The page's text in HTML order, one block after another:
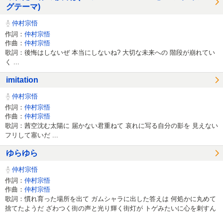
グテーマ)
仲村宗悟
作詞： 仲村宗悟
作曲： 仲村宗悟
歌詞：後悔はしないぜ 本当にしないね? 大切な未来への 階段が崩れてい
く ...
imitation
仲村宗悟
作詞： 仲村宗悟
作曲： 仲村宗悟
歌詞：茜空沈む太陽に 届かない君重ねて 哀れに写る自分の影を 見えない
フリして塞いだ ...
ゆらゆら
仲村宗悟
作詞： 仲村宗悟
作曲： 仲村宗悟
歌詞：慣れ育った場所を出て ガムシャラに出した答えは 何処かに丸めて
捨てたようだ ざわつく街の声と光り輝く街灯が トゲみたいに心を刺すん